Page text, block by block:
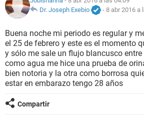
NUTRICIÓN
BIENESTAR
SEXUALIDAD
GLOSARIO
Dr. Joseph Exebio
- 8 abr 2016 a
Buena noche mi periodo es regular y
el 25 de febrero y este es el momento
y sólo me sale un flujo blancusco
como agua me hice una prueba de
bien notoria y la otra como borrosa
estar en embarazo tengo 28 años
Compartir